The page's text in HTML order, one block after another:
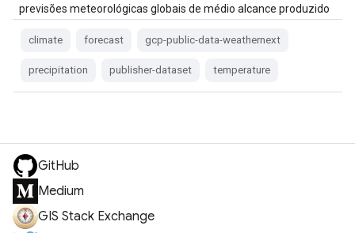
previsões meteorológicas globais de médio alcance produzido
climate forecast gcp-public-data-weathernext
precipitation publisher-dataset temperature
GitHub
Medium
GIS Stack Exchange